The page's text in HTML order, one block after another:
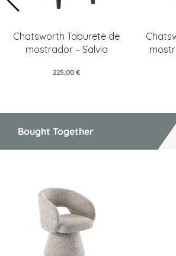
Chatsworth Taburete de
mostrador – Salvia
225,00 €
Bought Together